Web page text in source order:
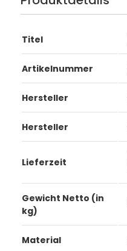
Titel
Artikelnummer
Hersteller
Hersteller
Lieferzeit
Gewicht Netto (in
kg)
Material